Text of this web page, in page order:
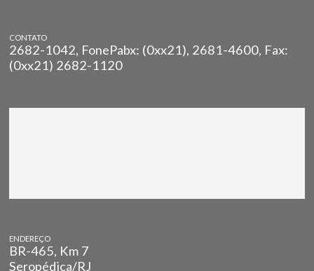
CONTATO
2682-1042, FonePabx: (0xx21), 2681-4600, Fax:
(0xx21) 2682-1120
ENDEREÇO
BR-465, Km 7
Seropédica/RJ